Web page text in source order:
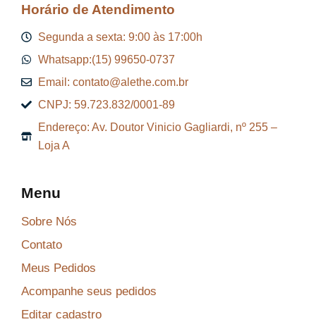
Horário de Atendimento
Segunda a sexta: 9:00 às 17:00h
Whatsapp:(15) 99650-0737
Email: contato@alethe.com.br
CNPJ: 59.723.832/0001-89
Endereço: Av. Doutor Vinicio Gagliardi, nº 255 –
Loja A
Menu
Sobre Nós
Contato
Meus Pedidos
Acompanhe seus pedidos
Editar cadastro